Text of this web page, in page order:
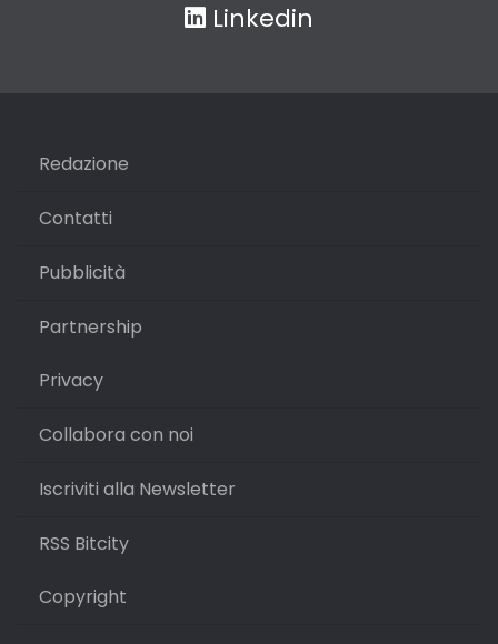
Linkedin
Redazione
Contatti
Pubblicità
Partnership
Privacy
Collabora con noi
Iscriviti alla Newsletter
RSS Bitcity
Copyright